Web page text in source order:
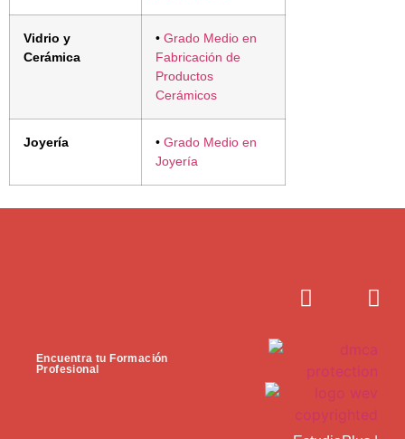
Vidrio y
Cerámica
• Grado Medio en
Fabricación de
Productos
Cerámicos
Joyería • Grado Medio en
Joyería
Encuentra tu Formación
Profesional